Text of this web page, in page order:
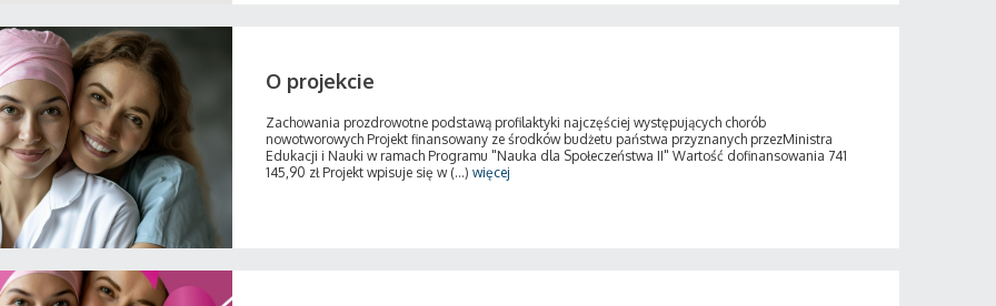
O projekcie
Zachowania prozdrowotne podstawą profilaktyki najczęściej występujących chorób
nowotworowych Projekt finansowany ze środków budżetu państwa przyznanych przezMinistra
Edukacji i Nauki w ramach Programu "Nauka dla Społeczeństwa II" Wartość dofinansowania 741
145,90 zł Projekt wpisuje się w (...) więcej